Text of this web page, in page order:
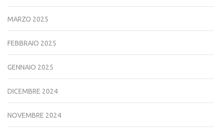
MARZO 2025
FEBBRAIO 2025
GENNAIO 2025
DICEMBRE 2024
NOVEMBRE 2024